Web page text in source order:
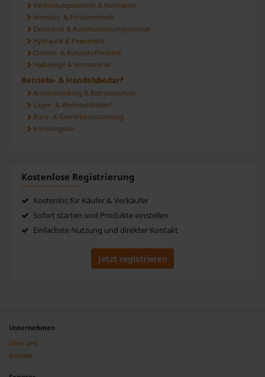
Verbindungstechnik & Normalien
Antriebs- & Fördertechnik
Elektronik & Automatisierungstechnik
Hydraulik & Pneumatik
Chemie- & Kunststofftechnik
Halbzeuge & Vormaterial
Betriebs- & Handelsbedarf
Arbeitskleidung & Betriebsschutz
Lager- & Werkstattbedarf
Büro- & Gewerbeausstattung
Konsumgüter
Kostenlose Registrierung
Kostenlos für Käufer & Verkäufer
Sofort starten und Produkte einstellen
Einfachste Nutzung und direkter Kontakt
Jetzt registrieren
Unternehmen
Über uns
Kontakt